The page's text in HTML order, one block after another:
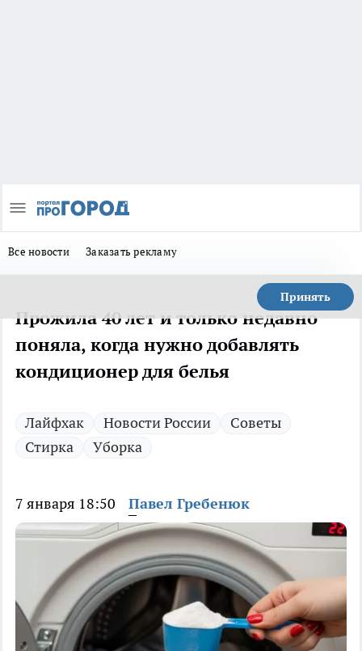
Все новости Заказать рекламу
Принять
Прожила 40 лет и только недавно
поняла, когда нужно добавлять
кондиционер для белья
Лайфхак Новости России
Советы
Стирка
Уборка
7 января 18:50 Павел Гребенюк